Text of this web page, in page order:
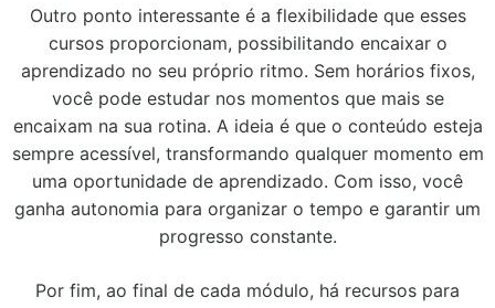
Outro ponto interessante é a flexibilidade que esses
cursos proporcionam, possibilitando encaixar o
aprendizado no seu próprio ritmo. Sem horários fixos,
você pode estudar nos momentos que mais se
encaixam na sua rotina. A ideia é que o conteúdo esteja
sempre acessível, transformando qualquer momento em
uma oportunidade de aprendizado. Com isso, você
ganha autonomia para organizar o tempo e garantir um
progresso constante.
Por fim, ao final de cada módulo, há recursos para